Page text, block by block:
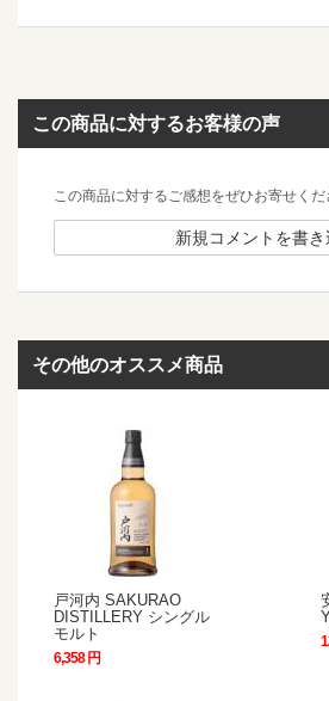
この商品に対するお客様の声
この商品に対するご感想をぜひお寄せくだ
新規コメントを書
その他のオススメ商品
戸河内 SAKURAO
DISTILLERY シングル
モルト
6,358 円